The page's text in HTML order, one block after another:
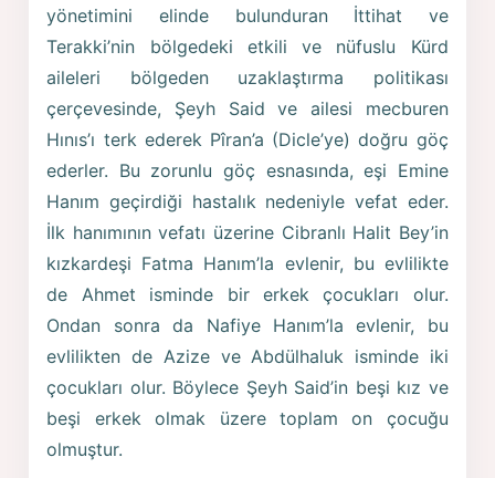
yönetimini elinde bulunduran İttihat ve
Terakki’nin bölgedeki etkili ve nüfuslu Kürd
aileleri bölgeden uzaklaştırma politikası
çerçevesinde, Şeyh Said ve ailesi mecburen
Hınıs’ı terk ederek Pîran’a (Dicle’ye) doğru göç
ederler. Bu zorunlu göç esnasında, eşi Emine
Hanım geçirdiği hastalık nedeniyle vefat eder.
İlk hanımının vefatı üzerine Cibranlı Halit Bey’in
kızkardeşi Fatma Hanım’la evlenir, bu evlilikte
de Ahmet isminde bir erkek çocukları olur.
Ondan sonra da Nafiye Hanım’la evlenir, bu
evlilikten de Azize ve Abdülhaluk isminde iki
çocukları olur. Böylece Şeyh Said’in beşi kız ve
beşi erkek olmak üzere toplam on çocuğu
olmuştur.